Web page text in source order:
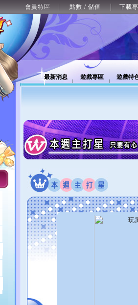
會員特區 點數 / 儲值 下載
最新消息 遊戲專區 遊戲特